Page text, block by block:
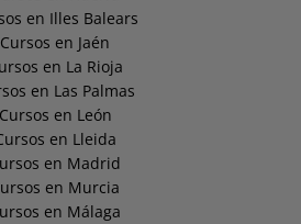
en Illes Balears
Cursos en Jaén
en La Rioja
en Las Palmas
Cursos en León
en Lleida
en Madrid
en Murcia
en Málaga